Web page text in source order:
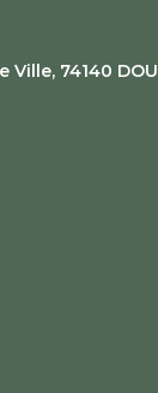
Ville, 74140